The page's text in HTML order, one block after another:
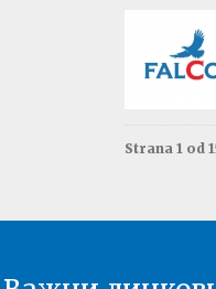
Strana 1 od